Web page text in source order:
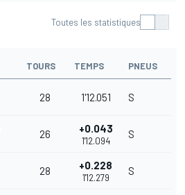
Toutes les statistiques
TOURS TEMPS PNEUS
28 1'12.051 S
26 +0.043
1'12.094
S
28 +0.228
1'12.279
S